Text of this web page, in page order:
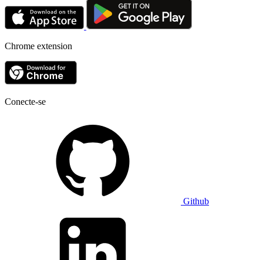
Chrome extension
Conecte-se
Github